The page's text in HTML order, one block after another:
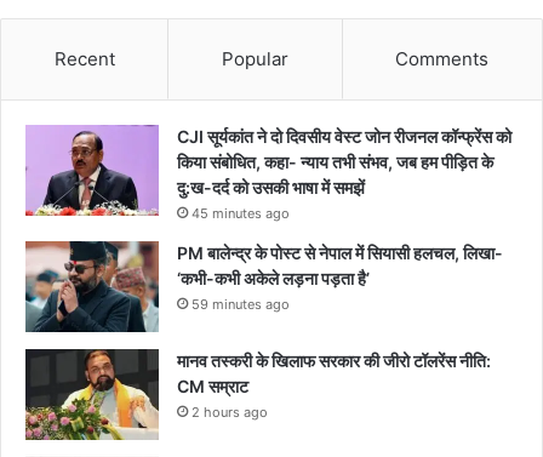
Recent Popular Comments
CJI सूर्यकांत ने दो दिवसीय वेस्ट जोन रीजनल कॉन्फ्रेंस को
किया संबोधित, कहा- न्याय तभी संभव, जब हम पीड़ित के
दु:ख-दर्द को उसकी भाषा में समझें
45 minutes ago
PM बालेन्द्र के पोस्ट से नेपाल में सियासी हलचल, लिखा-
‘कभी-कभी अकेले लड़ना पड़ता है’
59 minutes ago
मानव तस्करी के खिलाफ सरकार की जीरो टॉलरेंस नीति:
CM सम्राट
2 hours ago